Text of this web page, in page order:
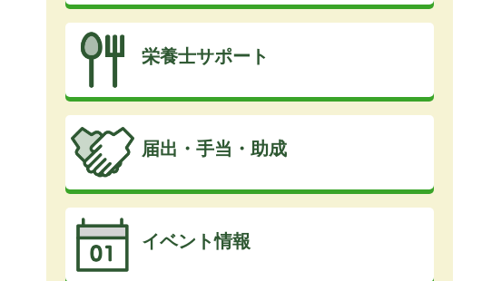
栄養士サポート
届出・手当・助成
イベント情報